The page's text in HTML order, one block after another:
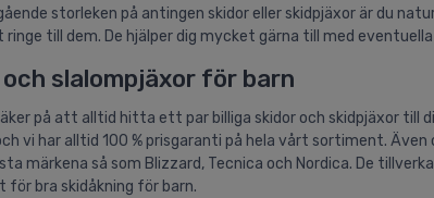
storleken på antingen skidor eller skidpjäxor är du
ringe till dem. De hjälper dig mycket gärna till med
slalompjäxor för barn
på att alltid hitta ett par billiga skidor och skidpjäxor till
vi har alltid 100 % prisgaranti på hela vårt sortiment.
märkena så som Blizzard, Tecnica och Nordica. De
för bra skidåkning för barn.